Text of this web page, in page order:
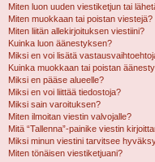
Miten luon uuden viestiketjun tai
Miten muokkaan tai poistan viestejä?
Miten liitän allekirjoituksen viestiini?
Kuinka luon äänestyksen?
Miksi en voi lisätä
Kuinka muokkaan tai poistan
Miksi en pääse alueelle?
Miksi en voi liittää tiedostoja?
Miksi sain varoituksen?
Miten ilmoitan viestin valvojalle?
Mitä “Tallenna”-painike viestin
Miksi minun viestini tarvitsee
Miten tönäisen viestiketjuani?